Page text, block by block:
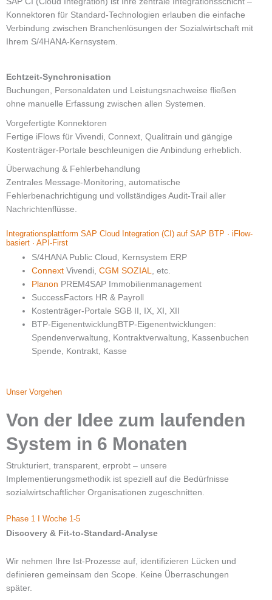
Konnektoren für Standard-Technologien erlauben die einfache
Verbindung zwischen Branchenlösungen der Sozialwirtschaft mit
Ihrem S/4HANA-Kernsystem.
Echtzeit-Synchronisation
Buchungen, Personaldaten und Leistungsnachweise fließen
ohne manuelle Erfassung zwischen allen Systemen.
Vorgefertigte Konnektoren
Fertige iFlows für Vivendi, Connext, Qualitrain und gängige
Kostenträger-Portale beschleunigen die Anbindung erheblich.
Überwachung & Fehlerbehandlung
Zentrales Message-Monitoring, automatische
Fehlerbenachrichtigung und vollständiges Audit-Trail aller
Nachrichtenflüsse.
Integrationsplattform SAP Cloud Integration (CI) auf SAP BTP · iFlow-
basiert · API-First
S/4HANA Public Cloud, Kernsystem ERP
Connext Vivendi, CGM SOZIAL, etc.
Planon PREM4SAP Immobilienmanagement
SuccessFactors HR & Payroll
Kostenträger-Portale SGB II, IX, XI, XII
BTP-EigenentwicklungBTP-Eigenentwicklungen:
Spendenverwaltung, Kontraktverwaltung, Kassenbuchen
Spende, Kontrakt, Kasse
Unser Vorgehen
Von der Idee zum laufenden
System in 6 Monaten
Strukturiert, transparent, erprobt – unsere
Implementierungsmethodik ist speziell auf die Bedürfnisse
sozialwirtschaftlicher Organisationen zugeschnitten.
Phase 1 I Woche 1-5
Discovery & Fit-to-Standard-Analyse
Wir nehmen Ihre Ist-Prozesse auf, identifizieren Lücken und
definieren gemeinsam den Scope. Keine Überraschungen
später.